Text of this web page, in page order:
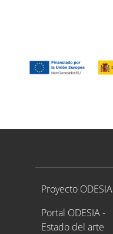
Proyecto ODESIA
Proyecto ODESIA
Portal ODESIA -
Estado del arte